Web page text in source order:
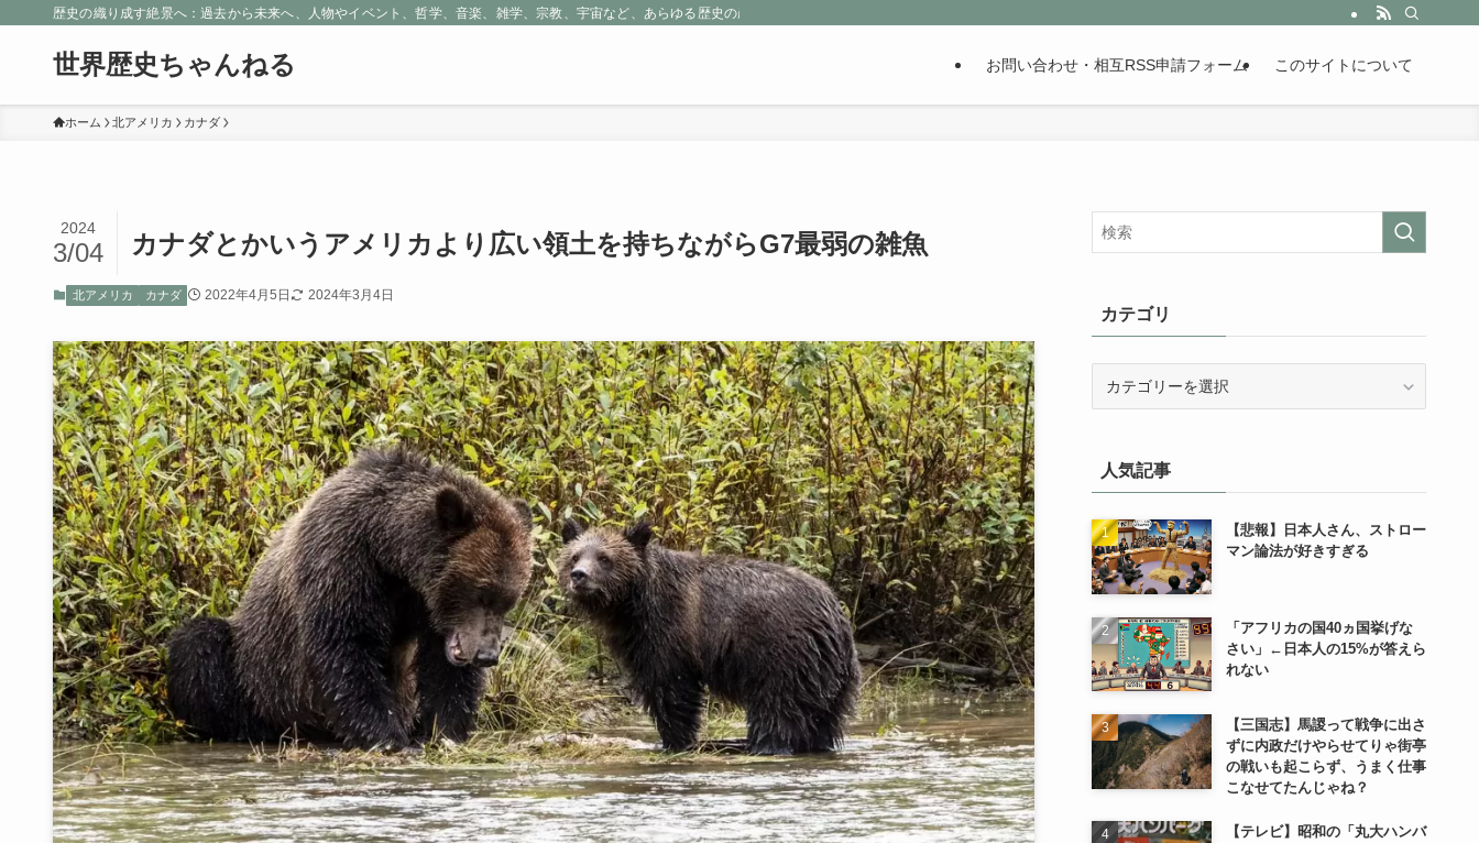
歴史の織り成す絶景へ：過去から未来へ、人物やイベント、哲学、音楽、雑学、宗教、宇宙など、あらゆる歴史の産物に包まれる魅惑の世界を探求しよう。歴史が苦手な人も魅了するまとめサイトです。
世界歴史ちゃんねる お問い合わせ・相互RSS申請フォーム このサイトについて
ホーム 北アメリカ カナダ
カナダとかいうアメリカより広い領土を持ちながらG7最弱の雑魚
2024
3/04
北アメリカ カナダ 2022年4月5日 2024年3月4日
カテゴリ
人気記事
【悲報】日本人さん、ストロー
マン論法が好きすぎる
「アフリカの国40ヵ国挙げな
さい」←日本人の15%が答えら
れない
【三国志】馬謖って戦争に出さ
ずに内政だけやらせてりゃ街亭
の戦いも起こらず、うまく仕事
こなせてたんじゃね？
【テレビ】昭和の「丸大ハンバ